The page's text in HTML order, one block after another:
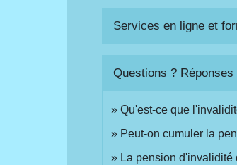
Services en ligne et
Questions ? Réponses
Qu'est-ce que
Peut-on cumuler la
La pension